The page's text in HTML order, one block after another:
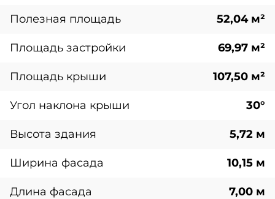
Полезная площадь 52,04 м²
Площадь застройки 69,97 м²
Площадь крыши 107,50 м²
Угол наклона крыши 30°
Высота здания 5,72 м
Ширина фасада 10,15 м
Длина фасада 7,00 м